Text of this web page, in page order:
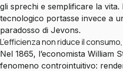
gli sprechi e semplificare la
tecnologico portasse invece a
paradosso di Jevons.
L’efficienza non riduce il
Nel 1865, l’economista William
fenomeno controintuitivo: